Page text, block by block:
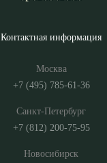
Контактная информация
Москва
+7 (495) 785-61-36
Санкт-Петербург
+7 (812) 200-75-95
Новосибирск